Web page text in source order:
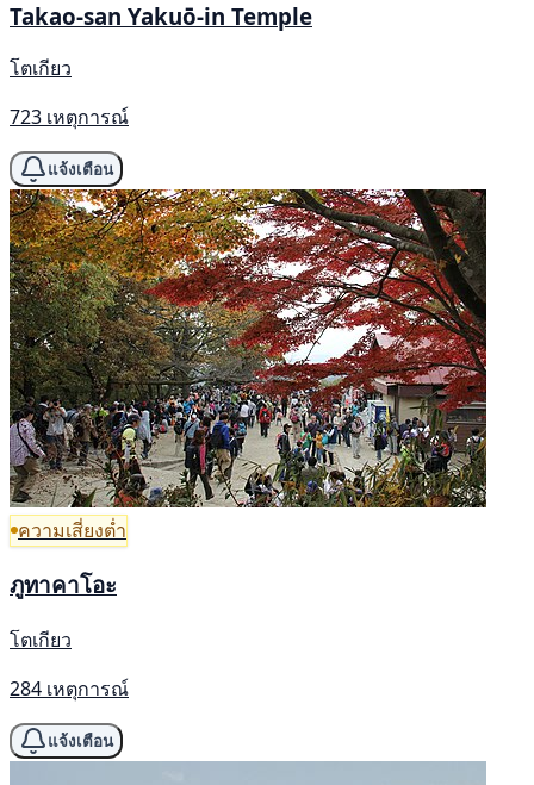
Takao-san Yakuō-in Temple
โตเกียว
723 เหตุการณ์
แจ้งเตือน
ความเสี่ยงต่ำ
ภูทาคาโอะ
โตเกียว
284 เหตุการณ์
แจ้งเตือน